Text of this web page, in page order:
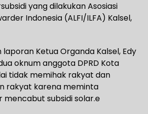
yang dilakukan Asosiasi
Indonesia (ALFI/ILFA) Kalsel,
laporan Ketua Organda Kalsel, Edy
oknum anggota DPRD Kota
tidak memihak rakyat dan
rakyat karena meminta
subsidi solar.e